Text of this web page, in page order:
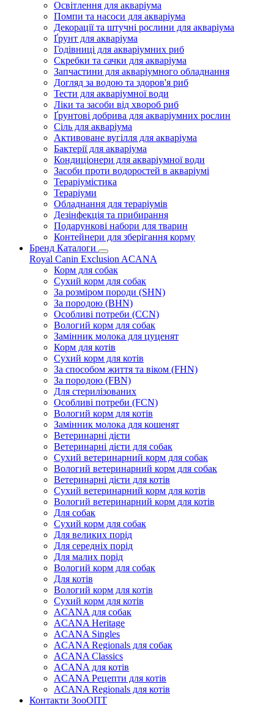
Освітлення для акваріума
Помпи та насоси для акваріума
Декорації та штучні рослини для акваріума
Ґрунт для акваріума
Годівниці для акваріумних риб
Скребки та сачки для акваріума
Запчастини для акваріумного обладнання
Догляд за водою та здоров'я риб
Тести для акваріумної води
Ліки та засоби від хвороб риб
Ґрунтові добрива для акваріумних рослин
Сіль для акваріума
Активоване вугілля для акваріума
Бактерії для акваріума
Кондиціонери для акваріумної води
Засоби проти водоростей в акваріумі
Тераріумістика
Тераріуми
Обладнання для тераріумів
Дезінфекція та прибирання
Подарункові набори для тварин
Контейнери для зберігання корму
Бренд Каталоги
Royal Canin Exclusion ACANA
Корм для собак
Сухий корм для собак
За розміром породи (SHN)
За породою (BHN)
Особливі потреби (CCN)
Вологий корм для собак
Замінник молока для цуценят
Корм для котів
Сухий корм для котів
За способом життя та віком (FHN)
За породою (FBN)
Для стерилізованих
Особливі потреби (FCN)
Вологий корм для котів
Замінник молока для кошенят
Ветеринарні дієти
Ветеринарні дієти для собак
Сухий ветеринарний корм для собак
Вологий ветеринарний корм для собак
Ветеринарні дієти для котів
Сухий ветеринарний корм для котів
Вологий ветеринарний корм для котів
Для собак
Сухий корм для собак
Для великих порід
Для середніх порід
Для малих порід
Вологий корм для собак
Для котів
Вологий корм для котів
Сухий корм для котів
ACANA для собак
ACANA Heritage
ACANA Singles
ACANA Regionals для собак
ACANA Classics
ACANA для котів
ACANA Рецепти для котів
ACANA Regionals для котів
Контакти ЗооОПТ